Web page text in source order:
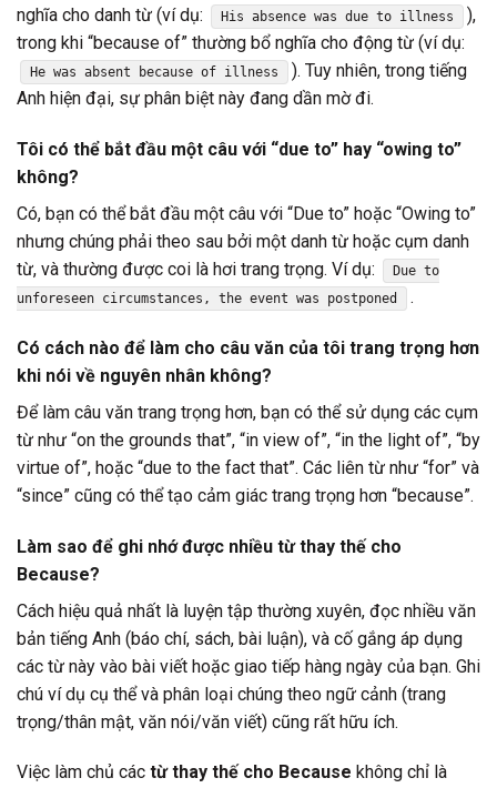
nghĩa cho danh từ (ví dụ:
His absence was due to illness
),
trong khi “because of” thường bổ nghĩa cho động từ (ví dụ:
He was absent because of illness
). Tuy nhiên, trong tiếng
Anh hiện đại, sự phân biệt này đang dần mờ đi.
Tôi có thể bắt đầu một câu với “due to” hay “owing to”
không?
Có, bạn có thể bắt đầu một câu với “Due to” hoặc “Owing to”
nhưng chúng phải theo sau bởi một danh từ hoặc cụm danh
từ, và thường được coi là hơi trang trọng. Ví dụ:
Due to
unforeseen circumstances, the event was postponed
.
Có cách nào để làm cho câu văn của tôi trang trọng hơn
khi nói về nguyên nhân không?
Để làm câu văn trang trọng hơn, bạn có thể sử dụng các cụm
từ như “on the grounds that”, “in view of”, “in the light of”, “by
virtue of”, hoặc “due to the fact that”. Các liên từ như “for” và
“since” cũng có thể tạo cảm giác trang trọng hơn “because”.
Làm sao để ghi nhớ được nhiều từ thay thế cho
Because?
Cách hiệu quả nhất là luyện tập thường xuyên, đọc nhiều văn
bản tiếng Anh (báo chí, sách, bài luận), và cố gắng áp dụng
các từ này vào bài viết hoặc giao tiếp hàng ngày của bạn. Ghi
chú ví dụ cụ thể và phân loại chúng theo ngữ cảnh (trang
trọng/thân mật, văn nói/văn viết) cũng rất hữu ích.
Việc làm chủ các từ thay thế cho Because không chỉ là